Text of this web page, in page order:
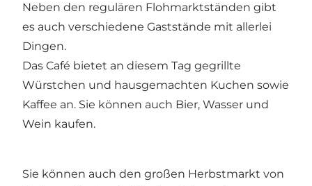
Neben den regulären Flohmarktständen gibt
es auch verschiedene Gaststände mit allerlei
Dingen.
Das Café bietet an diesem Tag gegrillte
Würstchen und hausgemachten Kuchen sowie
Kaffee an. Sie können auch Bier, Wasser und
Wein kaufen.
Sie können auch den großen Herbstmarkt von